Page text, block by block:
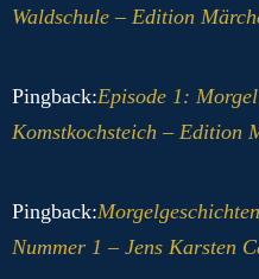
Waldschule – Edition
Pingback:Episode 1:
Komstkochsteich – Edition
Pingback:
Nummer 1 – Jens Karsten